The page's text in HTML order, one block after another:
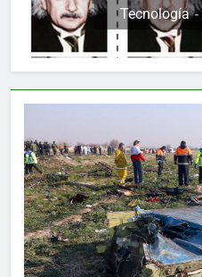
Tecnología